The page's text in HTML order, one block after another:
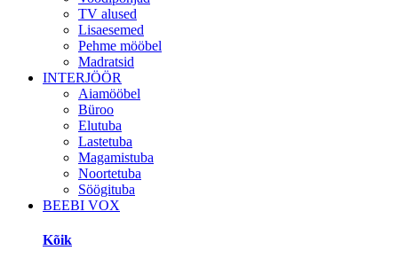
TV alused
Lisaesemed
Pehme mööbel
Madratsid
INTERJÖÖR
Aiamööbel
Büroo
Elutuba
Lastetuba
Magamistuba
Noortetuba
Söögituba
BEEBI VOX
Kõik